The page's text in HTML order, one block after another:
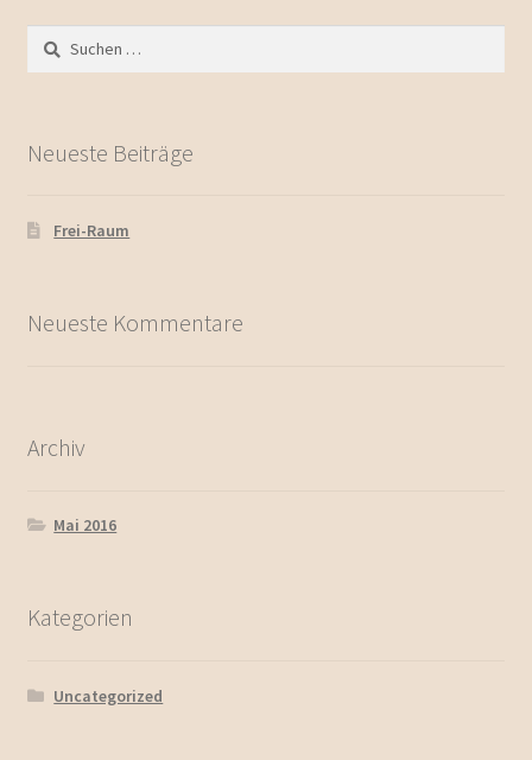
Suchen
nach:
Neueste Beiträge
Frei-Raum
Neueste Kommentare
Archiv
Mai 2016
Kategorien
Uncategorized